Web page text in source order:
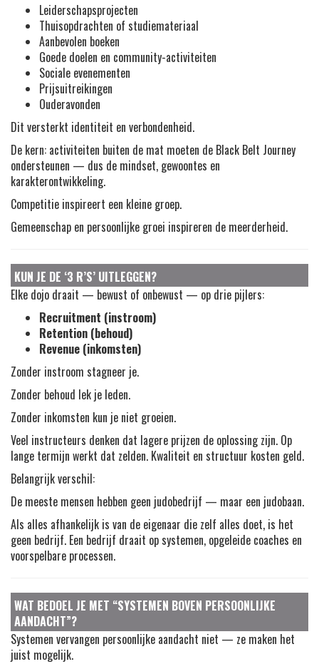
Leiderschapsprojecten
Thuisopdrachten of studiemateriaal
Aanbevolen boeken
Goede doelen en community-activiteiten
Sociale evenementen
Prijsuitreikingen
Ouderavonden
Dit versterkt identiteit en verbondenheid.
De kern: activiteiten buiten de mat moeten de Black Belt Journey
ondersteunen — dus de mindset, gewoontes en
karakterontwikkeling.
Competitie inspireert een kleine groep.
Gemeenschap en persoonlijke groei inspireren de meerderheid.
KUN JE DE ‘3 R’S’ UITLEGGEN?
Elke dojo draait — bewust of onbewust — op drie pijlers:
Recruitment (instroom)
Retention (behoud)
Revenue (inkomsten)
Zonder instroom stagneer je.
Zonder behoud lek je leden.
Zonder inkomsten kun je niet groeien.
Veel instructeurs denken dat lagere prijzen de oplossing zijn. Op
lange termijn werkt dat zelden. Kwaliteit en structuur kosten geld.
Belangrijk verschil:
De meeste mensen hebben geen judobedrijf — maar een judobaan.
Als alles afhankelijk is van de eigenaar die zelf alles doet, is het
geen bedrijf. Een bedrijf draait op systemen, opgeleide coaches en
voorspelbare processen.
WAT BEDOEL JE MET “SYSTEMEN BOVEN PERSOONLIJKE
AANDACHT”?
Systemen vervangen persoonlijke aandacht niet — ze maken het
juist mogelijk.